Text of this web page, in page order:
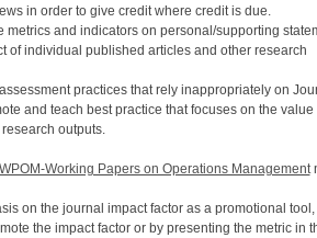
in order to give credit where credit is due.
metrics and indicators on personal/supporting
of individual published articles and other research
practices that rely inappropriately on
and teach best practice that focuses on the value
outputs.
WPOM-Working Papers on Operations Management
on the journal impact factor as a promotional tool,
the impact factor or by presenting the metric in